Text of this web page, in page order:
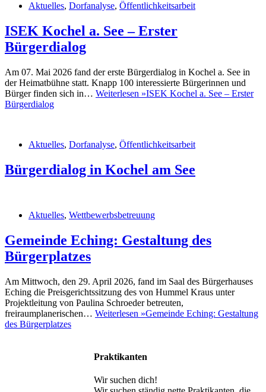
Aktuelles, Dorfanalyse, Öffentlichkeitsarbeit
ISEK Kochel a. See – Erster
Bürgerdialog
Am 07. Mai 2026 fand der erste Bürgerdialog in Kochel a. See in
der Heimatbühne statt. Knapp 100 interessierte Bürgerinnen und
Bürger finden sich in… Weiterlesen »ISEK Kochel a. See – Erster
Bürgerdialog
Aktuelles, Dorfanalyse, Öffentlichkeitsarbeit
Bürgerdialog in Kochel am See
Aktuelles, Wettbewerbsbetreuung
Gemeinde Eching: Gestaltung des
Bürgerplatzes
Am Mittwoch, den 29. April 2026, fand im Saal des Bürgerhauses
Eching die Preisgerichtssitzung des von Hummel Kraus unter
Projektleitung von Paulina Schroeder betreuten,
freiraumplanerischen… Weiterlesen »Gemeinde Eching: Gestaltung
des Bürgerplatzes
Praktikanten
Wir suchen dich!